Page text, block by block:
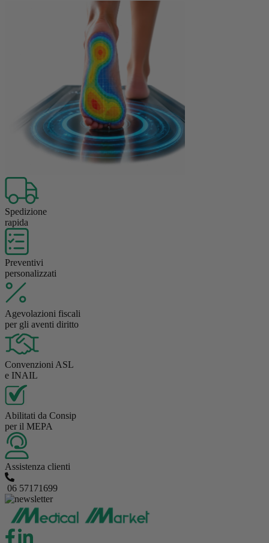
Spedizione
rapida
Preventivi
personalizzati
Agevolazioni fiscali
per gli aventi diritto
Convenzioni ASL
e INAIL
Abilitati da Consip
per il MEPA
Assistenza clienti
06 57171699